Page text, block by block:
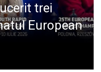
trei
European